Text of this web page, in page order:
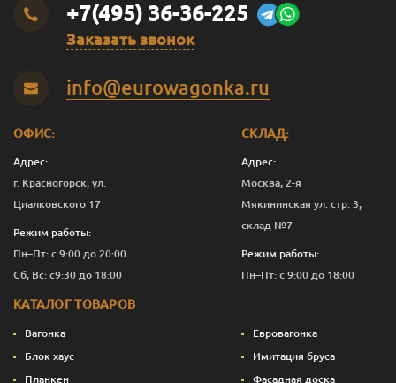
+7(495) 36-36-225
Заказать звонок
info@eurowagonka.ru
ОФИС:
Адрес:
г. Красногорск, ул.
Циалковского 17
Режим работы:
Пн–Пт: с 9:00 до 20:00
Сб, Вс: с9:30 до 18:00
СКЛАД:
Адрес:
Москва, 2-я
Мякининская ул. стр. 3,
склад №7
Режим работы:
Пн–Пт: с 9:00 до 18:00
КАТАЛОГ ТОВАРОВ
Вагонка
Евровагонка
Блок хаус
Имитация бруса
Планкен
Фасадная доска